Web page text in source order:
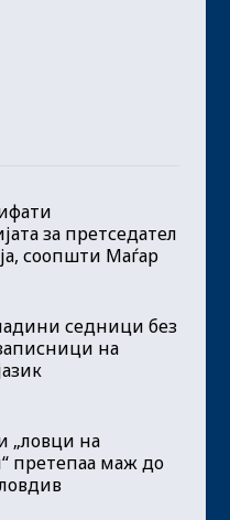
за претседател
соопшти Маѓар
седници без
на
„ловци на
претепаа маж до